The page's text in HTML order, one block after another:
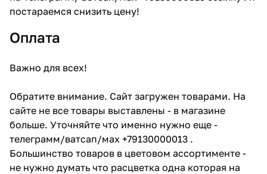
постараемся снизить цену!
Оплата
Важно для всех!
Обратите внимание. Сайт загружен товарами. На
сайте не все товары выставлены - в магазине
больше. Уточняйте что именно нужно еще -
телеграмм/ватсап/мах +79130000013 .
Большинство товаров в цветовом ассортименте -
не нужно думать что расцветка одна которая на